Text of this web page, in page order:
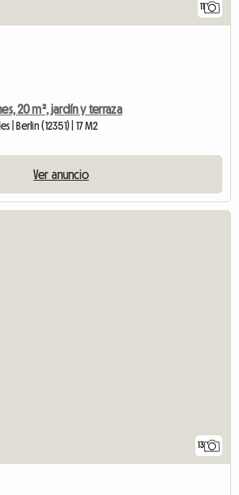
20 m², jardín y terraza
| Berlin (12351) | 17 M2
Ver anuncio
13